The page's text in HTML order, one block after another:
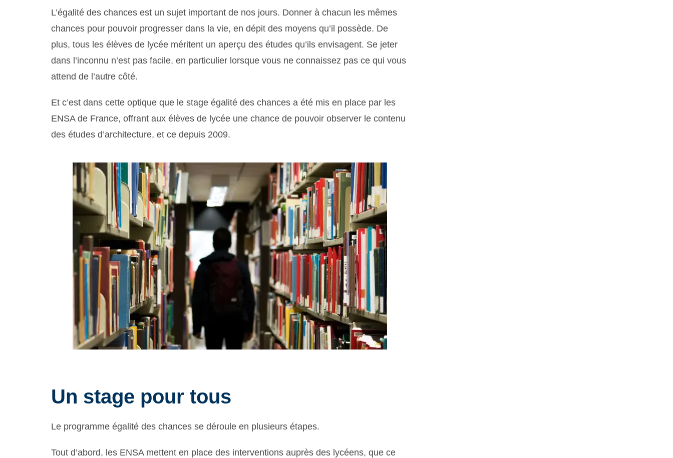
L’égalité des chances est un sujet important de nos jours. Donner à chacun les mêmes
chances pour pouvoir progresser dans la vie, en dépit des moyens qu’il possède. De
plus, tous les élèves de lycée méritent un aperçu des études qu’ils envisagent. Se jeter
dans l’inconnu n’est pas facile, en particulier lorsque vous ne connaissez pas ce qui vous
attend de l’autre côté.
Et c’est dans cette optique que le stage égalité des chances a été mis en place par les
ENSA de France, offrant aux élèves de lycée une chance de pouvoir observer le contenu
des études d’architecture, et ce depuis 2009.
Un stage pour tous
Le programme égalité des chances se déroule en plusieurs étapes.
Tout d’abord, les ENSA mettent en place des interventions auprès des lycéens, que ce